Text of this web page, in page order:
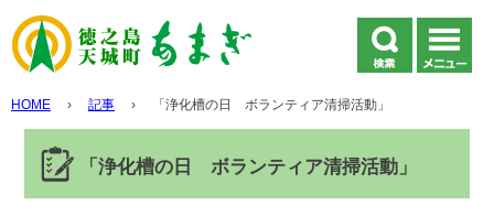
HOME › 記事 › 「浄化槽の日 ボランティア清掃活動」
「浄化槽の日 ボランティア清掃活動」